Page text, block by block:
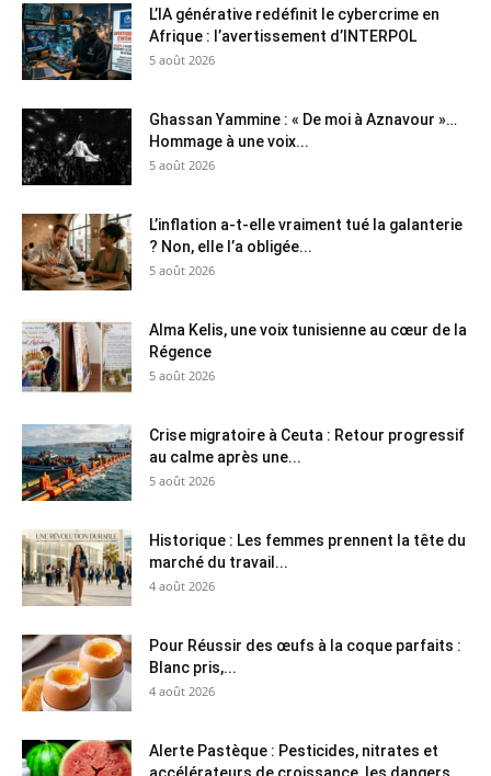
L’IA générative redéfinit le cybercrime en
Afrique : l’avertissement d’INTERPOL
5 août 2026
Ghassan Yammine : « De moi à Aznavour »…
Hommage à une voix...
5 août 2026
L’inflation a-t-elle vraiment tué la galanterie
? Non, elle l’a obligée...
5 août 2026
Alma Kelis, une voix tunisienne au cœur de la
Régence
5 août 2026
Crise migratoire à Ceuta : Retour progressif
au calme après une...
5 août 2026
Historique : Les femmes prennent la tête du
marché du travail...
4 août 2026
Pour Réussir des œufs à la coque parfaits :
Blanc pris,...
4 août 2026
Alerte Pastèque : Pesticides, nitrates et